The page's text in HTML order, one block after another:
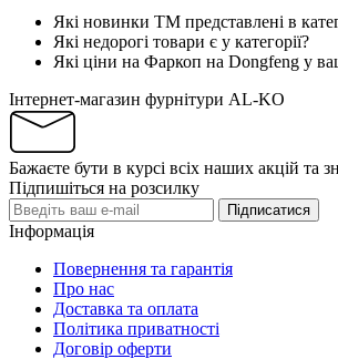
Які новинки ТМ представлені в
Які недорогі товари є у категорії?
Які ціни на Фаркоп на Dongfeng у
Інтернет-магазин фурнітури AL-KO
Бажаєте бути в курсі всіх наших акцій та
Підпишіться на розсилку
Підписатися
Інформація
Повернення та гарантія
Про нас
Доставка та оплата
Політика приватності
Договір оферти